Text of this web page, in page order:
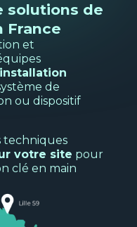
les personnes
solutions de
France
et
de
ou dispositif
techniques
votre site pour
clé en main